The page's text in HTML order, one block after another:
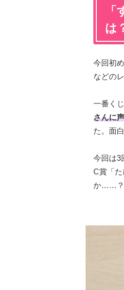
は
今回初
などの
一番く
さんに
た。面白
今回は3
C賞「
か……？